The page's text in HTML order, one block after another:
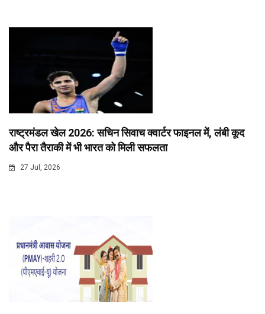
राष्ट्रमंडल खेल 2026: सचिन सिवाच क्वार्टर फाइनल में, लंबी कूद
और पैरा तैराकी में भी भारत को मिली सफलता
27 Jul, 2026